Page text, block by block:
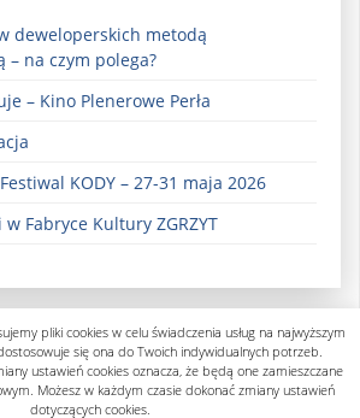
deweloperskich metodą
– na czym polega?
– Kino Plenerowe Perła
KODY – 27-31 maja 2026
Fabryce Kultury ZGRZYT
pliki cookies w celu świadczenia usług na najwyższym
się ona do Twoich indywidualnych potrzeb.
ustawień cookies oznacza, że będą one zamieszczane
Możesz w każdym czasie dokonać zmiany ustawień
dotyczących cookies.